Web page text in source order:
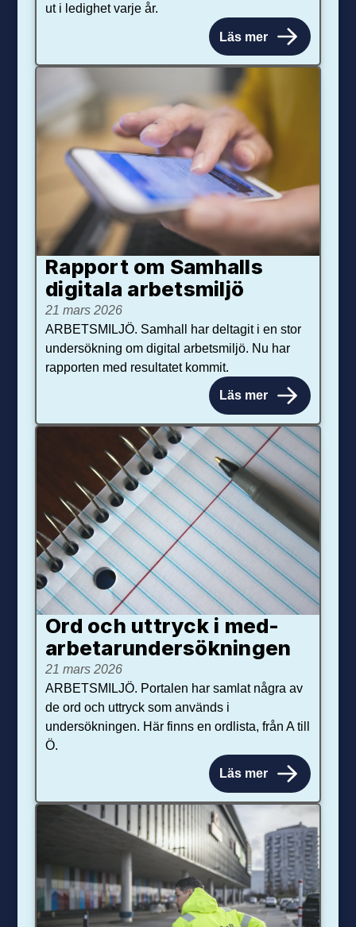
ut i ledighet varje år.
Läs mer
Rapport om Samhalls
digitala arbetsmiljö
21 mars 2026
ARBETSMILJÖ. Samhall har deltagit i en stor
undersökning om digital arbetsmiljö. Nu har
rapporten med resultatet kommit.
Läs mer
Ord och uttryck i med­­
arbetar­­under­sökningen
21 mars 2026
ARBETSMILJÖ. Portalen har samlat några av
de ord och uttryck som används i
undersökningen. Här finns en ordlista, från A till
Ö.
Läs mer